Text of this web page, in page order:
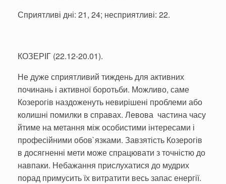
Сприятливі дні: 21, 24; несприятливі: 22.
КОЗЕРІГ (22.12-20.01).
Не дуже сприятливий тиждень для активних
починань і активної боротьби. Можливо, саме
Козерогів наздоженуть невирішені проблеми або
колишні помилки в справах. Левова частина часу
йтиме на метання між особистими інтересами і
професійними обов`язками. Завзятість Козерогів
в досягненні мети може спрацювати з точністю до
навпаки. Небажання прислухатися до мудрих
порад примусить їх витратити весь запас енергії.